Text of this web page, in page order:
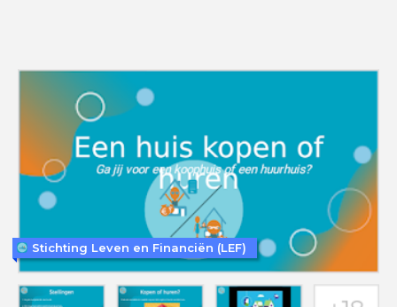
Stichting Leven en Financiën (LEF)